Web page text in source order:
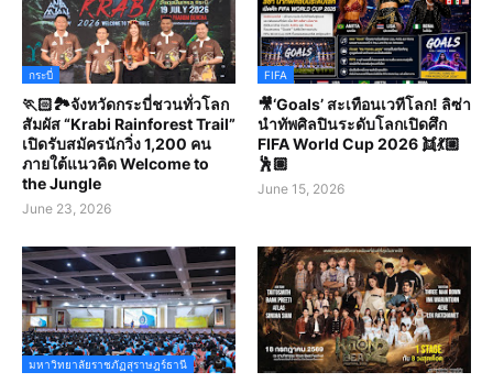
กระบี่
🏃🏻🏞️จังหวัดกระบี่ชวนทั่วโลก
สัมผัส “Krabi Rainforest Trail”
เปิดรับสมัครนักวิ่ง 1,200 คน
ภายใต้แนวคิด Welcome to
the Jungle
June 23, 2026
FIFA
🎥‘Goals’ สะเทือนเวทีโลก! ลิซ่า
นำทัพศิลปินระดับโลกเปิดศึก
FIFA World Cup 2026 👯💃🏼
🕺🏽
June 15, 2026
มหาวิทยาลัยราชภัฏสุราษฎร์ธานี